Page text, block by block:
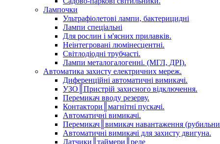
Лампочки
Ультрафіолетові лампи, бактерицидні
Лампи спеціальні
Для рослин і м'ясних прилавків.
Неінтегровані люмінесцентні.
Світлодіодні трубчасті.
Лампи металогалогенні. (МГЛ, ДРІ).
Автоматика захисту електричних мереж.
Диференційні автоматичні вимикачі.
УЗО║Пристрій захисного відключення.
Перемикач вводу резерву.
Контактори║магнітні пускачі.
Автоматичні вимикачі.
Перемикач║вимикач навантаження
Автоматичні вимикачі для захисту двигуна.
Датчики║таймери║реле